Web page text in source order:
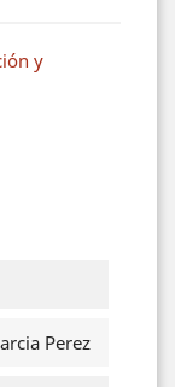
y
Perez